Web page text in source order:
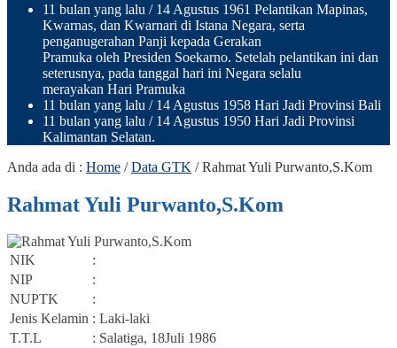
11 bulan yang lalu / 14 Agustus 1961 Pelantikan Mapinas,
Kwarnas, dan Kwarnari di Istana Negara, serta
penganugerahan Panji kepada Gerakan
Pramuka oleh Presiden Soekarno. Setelah pelantikan ini dan
seterusnya, pada tanggal hari ini Negara selalu
merayakan Hari Pramuka
11 bulan yang lalu / 14 Agustus 1958 Hari Jadi Provinsi Bali
11 bulan yang lalu / 14 Agustus 1950 Hari Jadi Provinsi
Kalimantan Selatan.
Anda ada di : Home /Data GTK /Rahmat Yuli Purwanto,S.Kom
Rahmat Yuli Purwanto,S.Kom
NIK
:
NIP
:
NUPTK
:
Jenis Kelamin : Laki-laki
T.T.L
: Salatiga, 18Juli 1986